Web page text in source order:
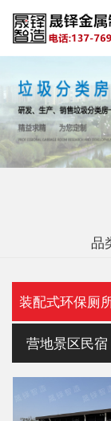
品
装配式环保厕
营地景区民宿